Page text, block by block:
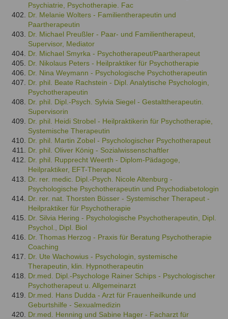
Psychiatrie, Psychotherapie. Fac
Dr. Melanie Wolters - Familientherapeutin und
Paartherapeutin
Dr. Michael Preußler - Paar- und Familientherapeut,
Supervisor, Mediator
Dr. Michael Smyrka - Psychotherapeut/Paartherapeut
Dr. Nikolaus Peters - Heilpraktiker für Psychotherapie
Dr. Nina Weymann - Psychologische Psychotherapeutin
Dr. phil. Beate Rachstein - Dipl. Analytische Psychologin,
Psychotherapeutin
Dr. phil. Dipl.-Psych. Sylvia Siegel - Gestalttherapeutin.
Supervisorin
Dr. phil. Heidi Strobel - Heilpraktikerin für Psychotherapie,
Systemische Therapeutin
Dr. phil. Martin Zobel - Psychologischer Psychotherapeut
Dr. phil. Oliver König - Sozialwissenschaftler
Dr. phil. Rupprecht Weerth - Diplom-Pädagoge,
Heilpraktiker, EFT-Therapeut
Dr. rer. medic. Dipl.-Psych. Nicole Altenburg -
Psychologische Psychotherapeutin und Psychodiabetologin
Dr. rer. nat. Thorsten Büsser - Systemischer Therapeut -
Heilpraktiker für Psychotherapie
Dr. Silvia Hering - Psychologische Psychotherapeutin, Dipl.
Psychol., Dipl. Biol
Dr. Thomas Herzog - Praxis für Beratung Psychotherapie
Coaching
Dr. Ute Wachowius - Psychologin, systemische
Therapeutin, klin. Hypnotherapeutin
Dr.med. Dipl.-Psychologe Rainer Schips - Psychologischer
Psychotherapeut u. Allgemeinarzt
Dr.med. Hans Dudda - Arzt für Frauenheilkunde und
Geburtshilfe - Sexualmedizin
Dr.med. Henning und Sabine Hager - Facharzt für